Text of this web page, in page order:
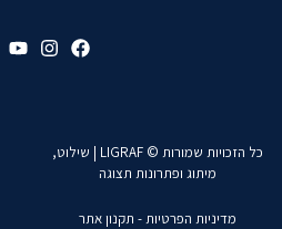
כל הזכויות שמורות © LIGRAF | שילוט,
מיתוג ופתרונות תצוגה
מדיניות הפרטיות - תקנון אתר